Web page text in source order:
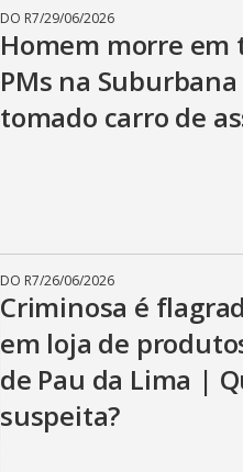
DO R7/29/06/2026
Homem morre em
PMs na
tomado carro de
DO R7/26/06/2026
Criminosa é
em loja de
de Pau da Lima |
suspeita?